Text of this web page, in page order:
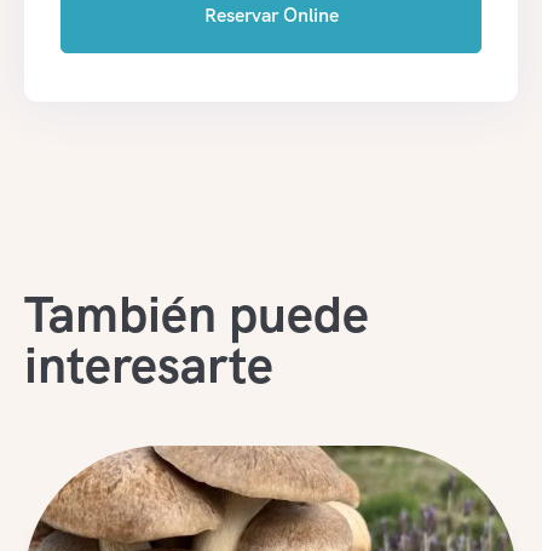
Reservar Online
También puede
interesarte